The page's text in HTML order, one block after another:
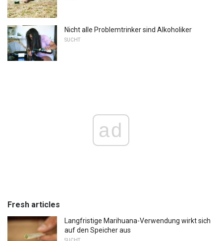
Nicht alle Problemtrinker sind Alkoholiker
SUCHT
ad
Fresh articles
Langfristige Marihuana-Verwendung wirkt sich
auf den Speicher aus